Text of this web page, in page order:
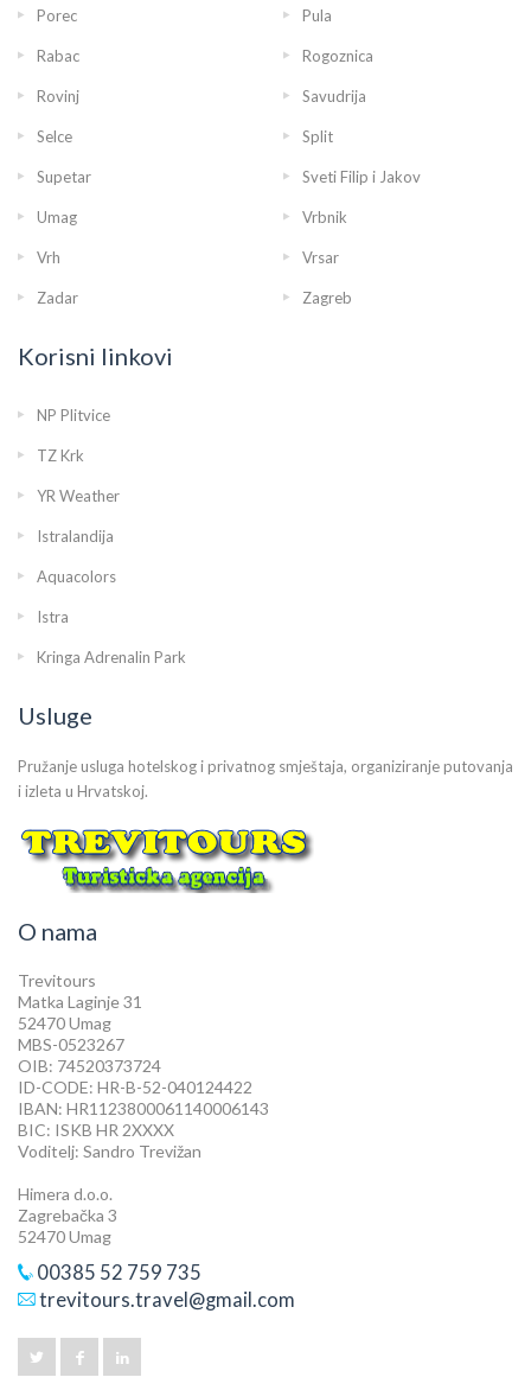
Porec Pula
Rabac Rogoznica
Rovinj Savudrija
Selce Split
Supetar Sveti Filip i Jakov
Umag Vrbnik
Vrh Vrsar
Zadar Zagreb
Korisni linkovi
NP Plitvice
TZ Krk
YR Weather
Istralandija
Aquacolors
Istra
Kringa Adrenalin Park
Usluge
Pružanje usluga hotelskog i privatnog smještaja, organiziranje putovanja
i izleta u Hrvatskoj.
O nama
Trevitours
Matka Laginje 31
52470 Umag
MBS-0523267
OIB: 74520373724
ID-CODE: HR-B-52-040124422
IBAN: HR1123800061140006143
BIC: ISKB HR 2XXXX
Voditelj: Sandro Trevižan
Himera d.o.o.
Zagrebačka 3
52470 Umag
00385 52 759 735
trevitours.travel@gmail.com